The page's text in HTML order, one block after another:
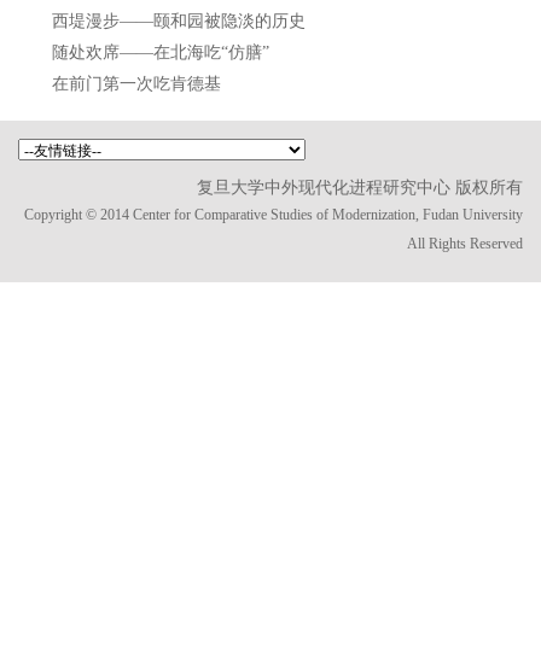
西堤漫步——颐和园被隐淡的历史
随处欢席——在北海吃“仿膳”
在前门第一次吃肯德基
复旦大学中外现代化进程研究中心 版权所有
Copyright © 2014 Center for Comparative Studies of Modernization, Fudan University
All Rights Reserved